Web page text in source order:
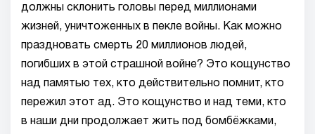
должны склонить головы перед миллионами
жизней, уничтоженных в пекле войны. Как можно
праздновать смерть 20 миллионов людей,
погибших в этой страшной войне? Это кощунство
над памятью тех, кто действительно помнит, кто
пережил этот ад. Это кощунство и над теми, кто
в наши дни продолжает жить под бомбёжками,